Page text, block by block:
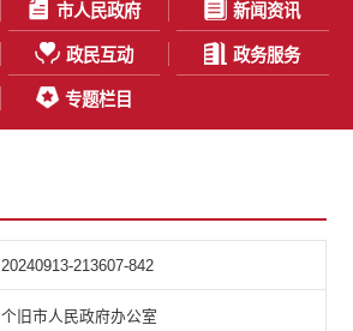
市人民政府 新闻资讯
政民互动 政务服务
专题栏目
20240913-213607-842
个旧市人民政府办公室